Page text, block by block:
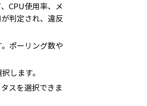
CPU使用率、メ
判定され、違反
ポーリング数や
します。
スを選択できま